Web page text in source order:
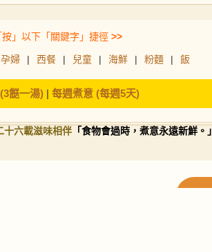
」以下「關鍵字」捷徑 >>
孕婦 | 西餐 | 兒童 | 海鮮 | 粉麵 | 飯
餸一湯)| 每週煮意 (每週5天)
十六載滋味相伴 「食物會過時，煮意永遠新鮮。」